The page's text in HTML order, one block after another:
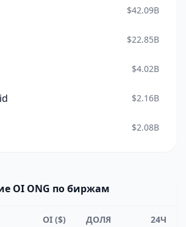
$42.09B
$22.85B
$4.02B
$2.16B
$2.08B
OI ONG по биржам
OI ($) ДОЛЯ 24Ч